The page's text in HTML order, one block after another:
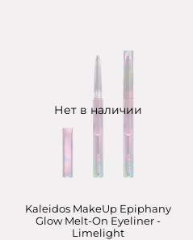
Нет в наличии
Kaleidos MakeUp Epiphany
Glow Melt-On Eyeliner -
Limelight